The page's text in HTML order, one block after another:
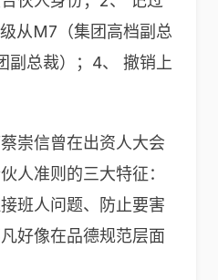
从M7（集团高档副总
副总裁）；4、 撤销上
崇信曾在出资人大会
人准则的三大特征：
班人问题、防止要害
好像在品德规范层面